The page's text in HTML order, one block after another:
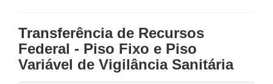
Transferência de Recursos
Federal - Piso Fixo e Piso
Variável de Vigilância Sanitária